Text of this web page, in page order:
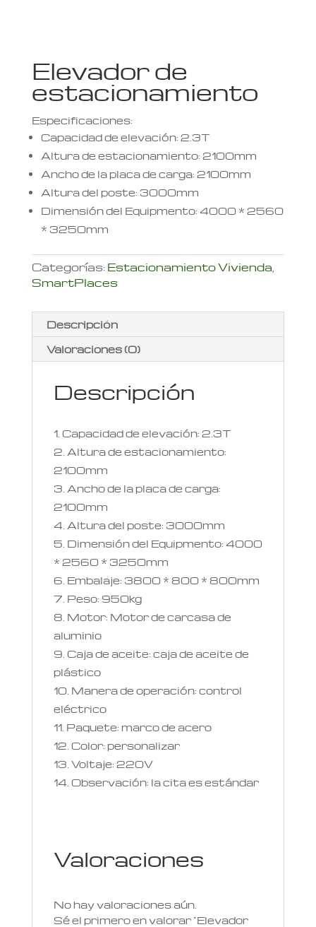
Elevador de
estacionamiento
Especificaciones:
Capacidad de elevación: 2.3T
Altura de estacionamiento: 2100mm
Ancho de la placa de carga: 2100mm
Altura del poste: 3000mm
Dimensión del Equipmento: 4000 * 2560
* 3250mm
Categorías: Estacionamiento Vivienda
SmartPlaces
Descripción
Valoraciones (0)
Descripción
Capacidad de elevación: 2.3T
Altura de estacionamiento:
2100mm
Ancho de la placa de carga:
2100mm
Altura del poste: 3000mm
Dimensión del Equipmento: 4000
* 2560 * 3250mm
Embalaje: 3800 * 800 * 800mm
Peso: 950kg
Motor: Motor de carcasa de
aluminio
Caja de aceite: caja de aceite de
plástico
Manera de operación: control
eléctrico
Paquete: marco de acero
Color: personalizar
Voltaje: 220V
Observación: la cita es estándar
Valoraciones
No hay valoraciones aún.
Sé el primero en valorar “Elevador